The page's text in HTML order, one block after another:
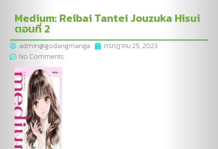
Medium: Reibai Tantei Jouzuka Hisui
ตอนที่ 2
admin@godangmanga
กรกฎาคม 25, 2023
No Comments